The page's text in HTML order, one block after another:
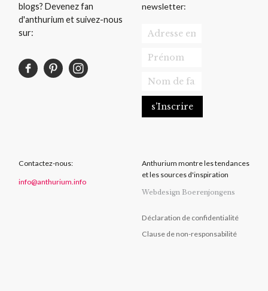
blogs? Devenez fan
d'anthurium et suivez-nous
sur:
newsletter:
Contactez-nous:
info@anthurium.info
Anthurium montre les tendances
et les sources d'inspiration
Webdesign Boerenjongens
Déclaration de confidentialité
Clause de non-responsabilité